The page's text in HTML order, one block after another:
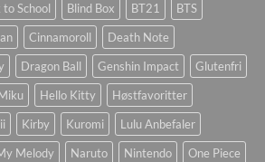
to School Blind Box BT21
BTS
Cinnamoroll
Death Note
Dragon Ball Genshin Impact
Glutenfri
Hello Kitty
Høstfavoritter
Kirby Kuromi
Lulu Anbefaler
Melody Naruto Nintendo
One Piece